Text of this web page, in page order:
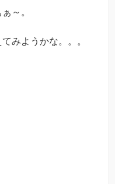
～。
みようかな。。。